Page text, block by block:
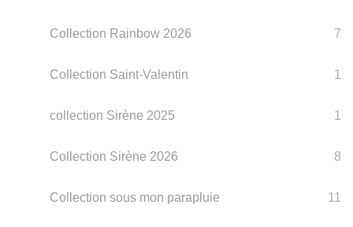
Collection Rainbow 2026 7
Collection Saint-Valentin 1
collection Sirène 2025 1
Collection Sirène 2026 8
Collection sous mon parapluie 11